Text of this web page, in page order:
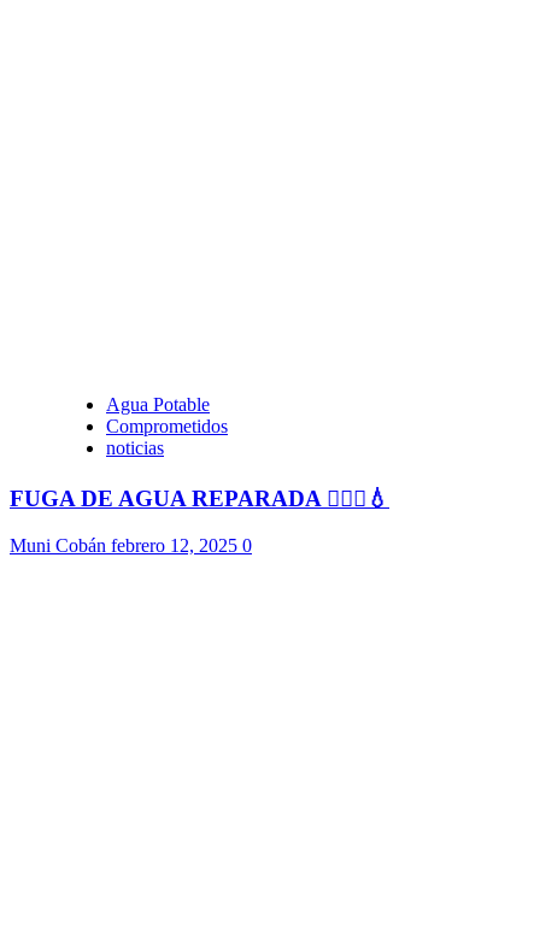
Agua Potable
Comprometidos
noticias
FUGA DE AGUA REPARADA 👷🏻‍♂️💧
Muni Cobán febrero 12, 2025 0